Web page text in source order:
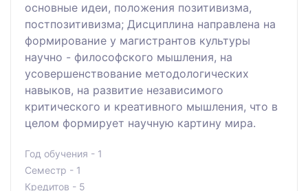
основные идеи, положения позитивизма,
постпозитивизма; Дисциплина направлена на
формирование у магистрантов культуры
научно - философского мышления, на
усовершенствование методологических
навыков, на развитие независимого
критического и креативного мышления, что в
целом формирует научную картину мира.
Год обучения - 1
Семестр - 1
Кредитов - 5